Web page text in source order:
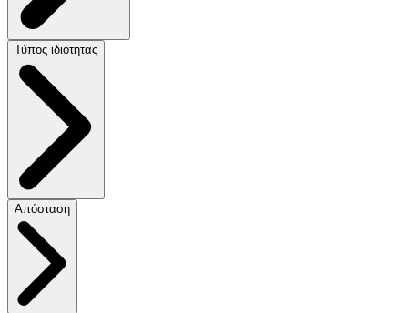
Τύπος ιδιότητας
Απόσταση